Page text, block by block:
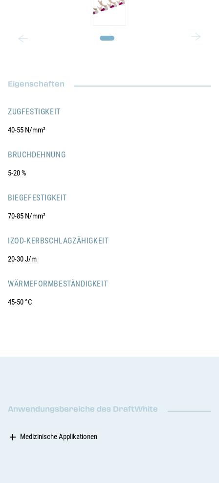
Eigenschaften
ZUGFESTIGKEIT
40-55 N/mm²
BRUCHDEHNUNG
5-20 %
BIEGEFESTIGKEIT
70-85 N/mm²
IZOD-KERBSCHLAGZÄHIGKEIT
20-30 J/m
WÄRMEFORMBESTÄNDIGKEIT
45-50 °C
Anwendungsbereiche des DraftWhite
Medizinische Applikationen